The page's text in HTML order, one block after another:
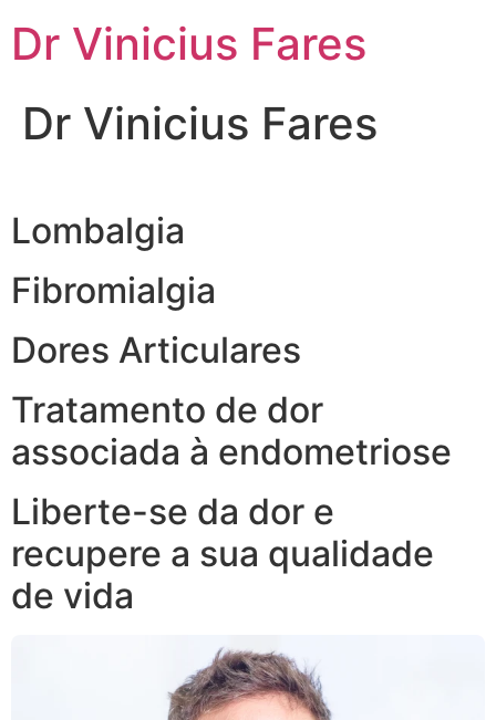
para
Dr Vinicius Fares
Dr Vinicius Fares
Lombalgia
Fibromialgia
Dores Articulares
Tratamento de dor
associada à endometriose
Liberte-se da dor e
recupere a sua qualidade
de vida